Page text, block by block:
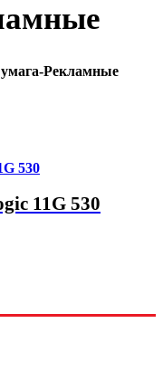
Рекламные
11G 530